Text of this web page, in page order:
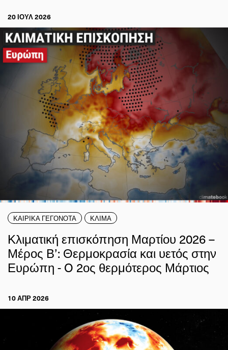
20 ΙΟΥΛ 2026
ΚΑΙΡΙΚΑ ΓΕΓΟΝΟΤΑ ΚΛΙΜΑ
Κλιματική επισκόπηση Μαρτίου 2026 –
Μέρος Β’: Θερμοκρασία και υετός στην
Ευρώπη - O 2ος θερμότερος Μάρτιος
10 ΑΠΡ 2026